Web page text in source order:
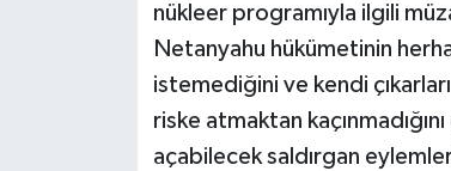
nükleer programıyla ilgili
Netanyahu hükümetinin
istemediğini ve kendi
riske atmaktan
açabilecek saldırgan